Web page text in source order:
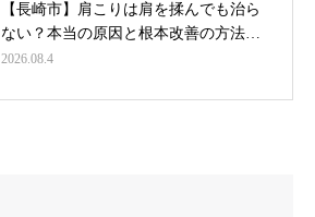
【長崎市】肩こりは肩を揉んでも治ら
ない？本当の原因と根本改善の方法…
2026.08.4